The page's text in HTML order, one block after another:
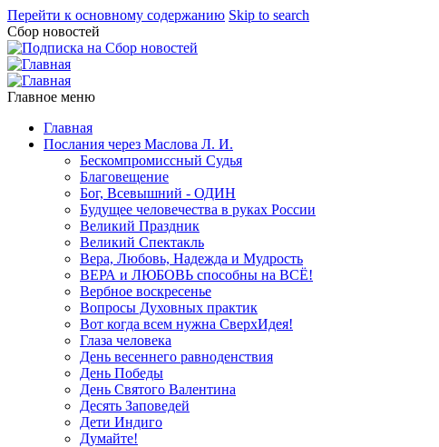
Перейти к основному содержанию Skip to search
Сбор новостей
Главное меню
Главная
Послания через Маслова Л. И.
Бескомпромиссный Судья
Благовещение
Бог, Всевышний - ОДИН
Будущее человечества в руках России
Великий Праздник
Великий Спектакль
Вера, Любовь, Надежда и Мудрость
ВЕРА и ЛЮБОВЬ способны на ВСЁ!
Вербное воскресенье
Вопросы Духовных практик
Вот когда всем нужна СверхИдея!
Глаза человека
День весеннего равноденствия
День Победы
День Святого Валентина
Десять Заповедей
Дети Индиго
Думайте!